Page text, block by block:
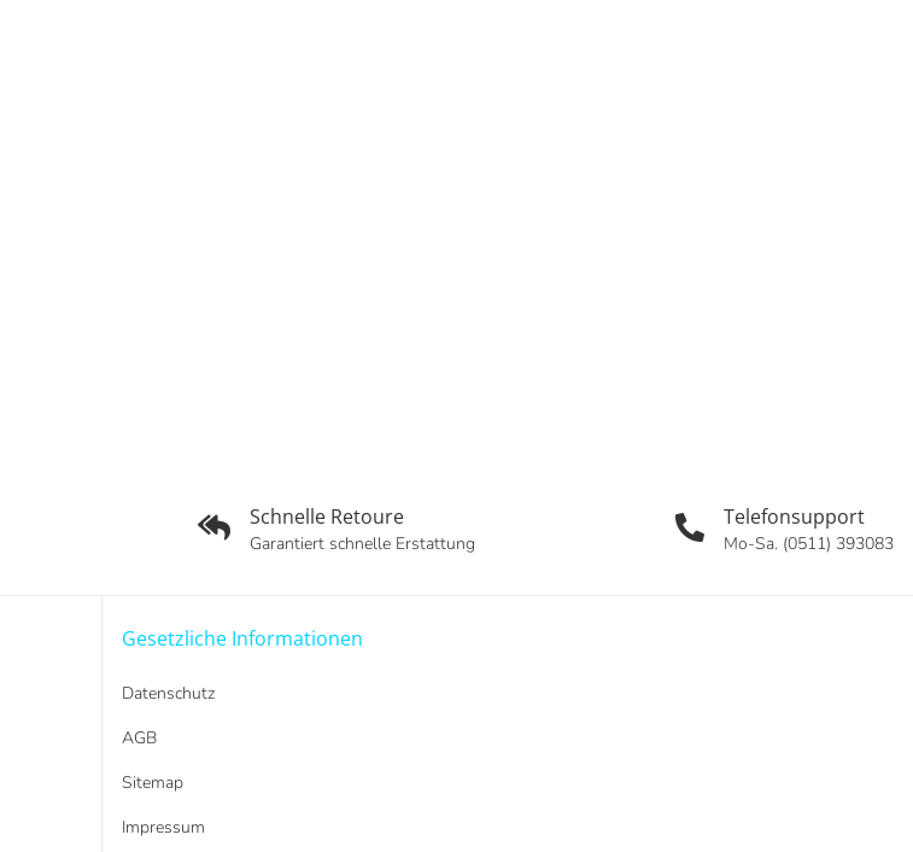
Schnelle Retoure
Garantiert schnelle Erstattung
Telefonsupport
Mo-Sa. (0511) 393083
Gesetzliche Informationen
Datenschutz
AGB
Sitemap
Impressum